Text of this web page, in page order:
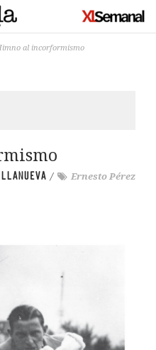
al incorformismo
/
Ernesto Pérez